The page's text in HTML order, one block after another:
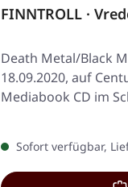
FINNTROLL ·
Death Metal/Black
18.09.2020, auf
Mediabook CD im
Sofort verfügbar,